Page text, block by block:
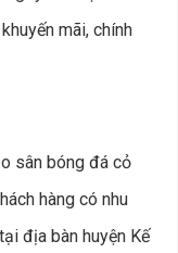
mãi, chính
sân bóng đá cỏ
hàng có nhu
địa bàn huyện Kế